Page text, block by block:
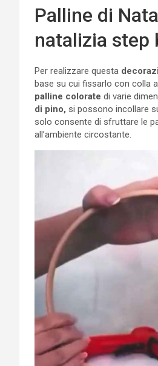
Palline di
natalizia step
Per realizzare questa
base su cui fissarlo con colla
palline colorate di varie
di pino, si possono incollare
solo consente di sfruttare le
all’ambiente circostante.